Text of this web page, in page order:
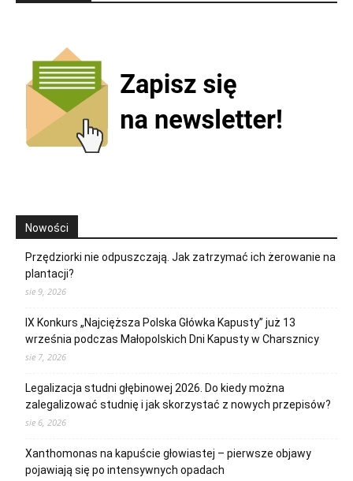
Nowości
Przędziorki nie odpuszczają. Jak zatrzymać ich żerowanie na
plantacji?
sie 9, 2026
IX Konkurs „Najcięższa Polska Główka Kapusty” już 13
września podczas Małopolskich Dni Kapusty w Charsznicy
sie 7, 2026
Legalizacja studni głębinowej 2026. Do kiedy można
zalegalizować studnię i jak skorzystać z nowych przepisów?
sie 6, 2026
Xanthomonas na kapuście głowiastej – pierwsze objawy
pojawiają się po intensywnych opadach